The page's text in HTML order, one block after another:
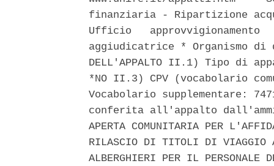
finanziaria - Ripartizione
Ufficio
aggiudicatrice * Organismo di
DELL'APPALTO II.1) Tipo di
*NO II.3) CPV (vocabolario
Vocabolario supplementare:
conferita all'appalto
APERTA COMUNITARIA PER
RILASCIO DI TITOLI DI
ALBERGHIERI PER IL